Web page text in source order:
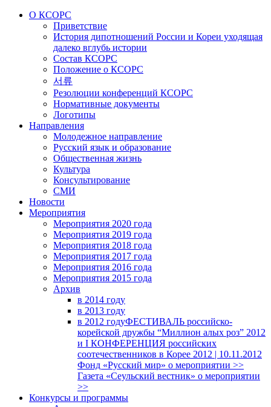
О КСОРС
Приветствие
История дипотношений России и Кореи уходящая
далеко вглубь истории
Состав КСОРС
Положение о КСОРС
서류
Резолюции конференций КСОРС
Нормативные документы
Логотипы
Направления
Молодежное направление
Русский язык и образование
Общественная жизнь
Культура
Консультирование
СМИ
Новости
Мероприятия
Мероприятия 2020 года
Мероприятия 2019 года
Мероприятия 2018 годa
Мероприятия 2017 года
Мероприятия 2016 года
Мероприятия 2015 года
Архив
в 2014 году
в 2013 году
в 2012 годуФЕСТИВАЛЬ российско-
корейской дружбы “Миллион алых роз” 2012
и I КОНФЕРЕНЦИЯ российских
соотечественников в Корее 2012 | 10.11.2012
Фонд «Русский мир» о мероприятии >>
Газета «Сеульский вестник» о мероприятии
>>
Конкурсы и программы